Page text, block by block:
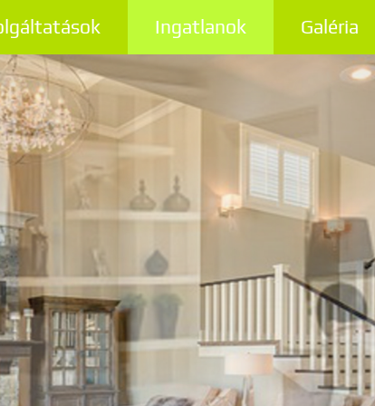
Ingatlanok Galéria